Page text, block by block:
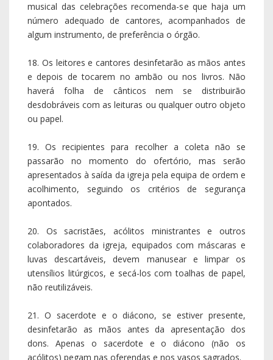
musical das celebrações recomenda-se que haja um
número adequado de cantores, acompanhados de
algum instrumento, de preferência o órgão.
18. Os leitores e cantores desinfetarão as mãos antes
e depois de tocarem no ambão ou nos livros. Não
haverá folha de cânticos nem se distribuirão
desdobráveis com as leituras ou qualquer outro objeto
ou papel.
19. Os recipientes para recolher a coleta não se
passarão no momento do ofertório, mas serão
apresentados à saída da igreja pela equipa de ordem e
acolhimento, seguindo os critérios de segurança
apontados.
20. Os sacristães, acólitos ministrantes e outros
colaboradores da igreja, equipados com máscaras e
luvas descartáveis, devem manusear e limpar os
utensílios litúrgicos, e secá-los com toalhas de papel,
não reutilizáveis.
21. O sacerdote e o diácono, se estiver presente,
desinfetarão as mãos antes da apresentação dos
dons. Apenas o sacerdote e o diácono (não os
acólitos) pegam nas oferendas e nos vasos sagrados.